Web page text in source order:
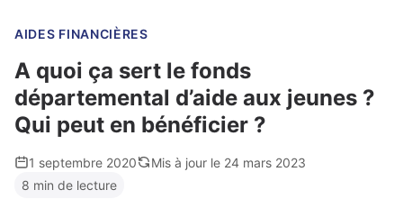
AIDES FINANCIÈRES
A quoi ça sert le fonds
départemental d’aide aux jeunes ?
Qui peut en bénéficier ?
1 septembre 2020
Mis à jour le 24 mars 2023
8 min de lecture